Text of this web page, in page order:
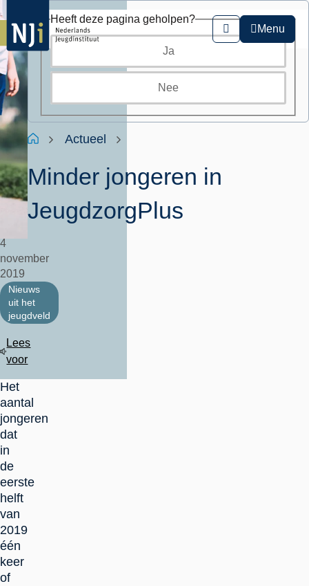
Overslaan
en
naar
de
inhoud
gaan
Zoeken
Menu
Kruimelpad
HomeActueel
Minder jongeren in
JeugdzorgPlus
4
november
2019
Nieuws
uit het
jeugdveld
Lees
voor
Het
aantal
jongeren
dat
in
de
eerste
helft
van
2019
één
keer
of
Heeft deze pagina geholpen?
Ja
Nee